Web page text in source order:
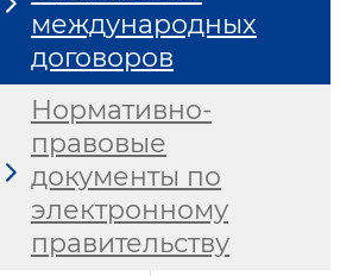
12
6/6
6/6
12
международных
договоров
Нормативно-
правовые
документы по
электронному
правительству